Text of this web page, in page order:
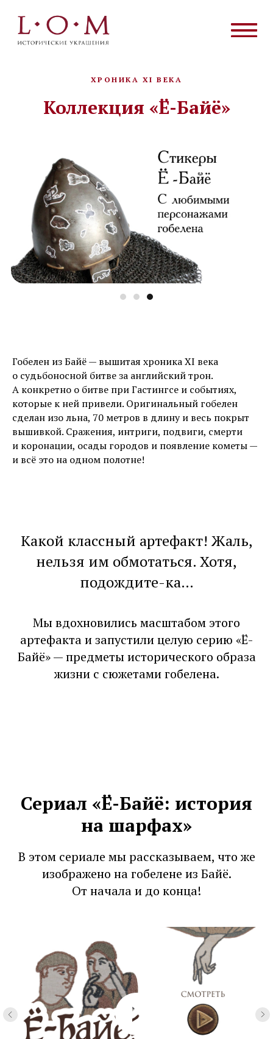
ХРОНИКА XI ВЕКА
Коллекция «Ё-Байё»
Гобелен из Байё — вышитая хроника XI века
о судьбоносной битве за английский трон.
А конкретно о битве при Гастингсе и событиях,
которые к ней привели. Оригинальный гобелен
сделан изо льна, 70 метров в длину и весь покрыт
вышивкой. Сражения, интриги, подвиги, смерти
и коронации, осады городов и появление кометы —
и всё это на одном полотне!
Какой классный артефакт! Жаль,
нельзя им обмотаться. Хотя,
подождите-ка…
Мы вдохновились масштабом этого
артефакта и запустили целую серию «Ё-
Байё» — предметы исторического образа
жизни с сюжетами гобелена.
Сериал «Ё-Байё: история
на шарфах»
В этом сериале мы рассказываем, что же
изображено на гобелене из Байё.
От начала и до конца!